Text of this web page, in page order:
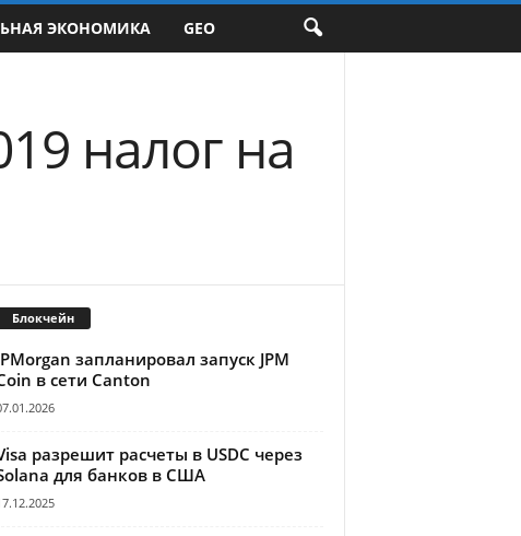
ЭКОНОМИКА GEO
налог на
Блокчейн
запланировал запуск JPM
в сети Canton
разрешит расчеты в USDC через
для банков в США